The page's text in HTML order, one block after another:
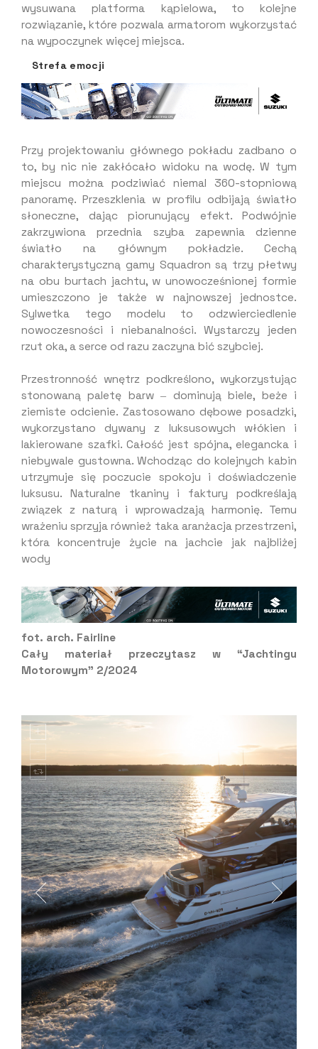
wysuwana platforma kąpielowa, to kolejne
rozwiązanie, które pozwala armatorom wykorzystać
na wypoczynek więcej miejsca.
Strefa emocji
Przy projektowaniu głównego pokładu zadbano o
to, by nic nie zakłócało widoku na wodę. W tym
miejscu można podziwiać niemal 360-stopniową
panoramę. Przeszklenia w profilu odbijają światło
słoneczne, dając piorunujący efekt. Podwójnie
zakrzywiona przednia szyba zapewnia dzienne
światło na głównym pokładzie. Cechą
charakterystyczną gamy Squadron są trzy płetwy
na obu burtach jachtu, w unowocześnionej formie
umieszczono je także w najnowszej jednostce.
Sylwetka tego modelu to odzwierciedlenie
nowoczesności i niebanalności. Wystarczy jeden
rzut oka, a serce od razu zaczyna bić szybciej.
Przestronność wnętrz podkreślono, wykorzystując
stonowaną paletę barw ‒ dominują biele, beże i
ziemiste odcienie. Zastosowano dębowe posadzki,
wykorzystano dywany z luksusowych włókien i
lakierowane szafki. Całość jest spójna, elegancka i
niebywale gustowna. Wchodząc do kolejnych kabin
utrzymuje się poczucie spokoju i doświadczenie
luksusu. Naturalne tkaniny i faktury podkreślają
związek z naturą i wprowadzają harmonię. Temu
wrażeniu sprzyja również taka aranżacja przestrzeni,
która koncentruje życie na jachcie jak najbliżej
wody
fot. arch. Fairline
Cały materiał przeczytasz w “Jachtingu
Motorowym” 2/2024